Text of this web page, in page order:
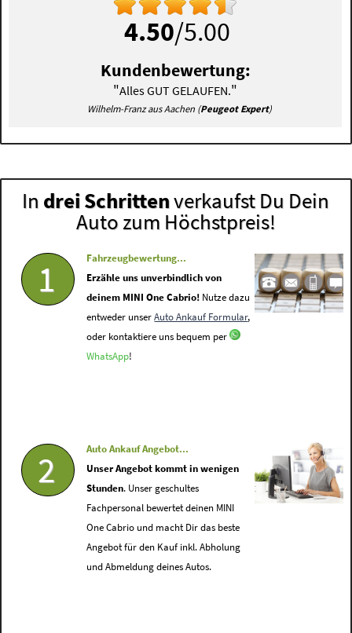
4.50/5.00
Kundenbewertung:
"Alles GUT GELAUFEN."
Wilhelm-Franz aus Aachen (Peugeot Expert)
In drei Schrittenverkaufst Du Dein
Auto zum Höchstpreis!
1
Fahrzeugbewertung...
Erzähle uns unverbindlich von
deinem MINI One Cabrio! Nutze dazu
entweder unserAuto Ankauf Formular,
oder kontaktiere uns bequem per
WhatsApp!
2
Auto Ankauf Angebot...
Unser Angebot kommt in wenigen
Stunden. Unser geschultes
Fachpersonal bewertet deinen MINI
One Cabrio und macht Dir das beste
Angebot für den Kauf inkl. Abholung
und Abmeldung deines Autos.